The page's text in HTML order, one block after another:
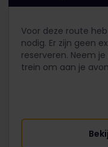
Voor deze route
nodig. Er zijn geen
reserveren. Neem
trein om aan je